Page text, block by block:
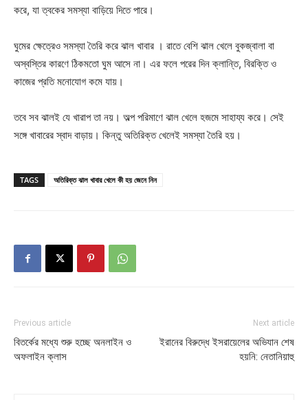
করে, যা ত্বকের সমস্যা বাড়িয়ে দিতে পারে।
ঘুমের ক্ষেত্রেও সমস্যা তৈরি করে ঝাল খাবার । রাতে বেশি ঝাল খেলে বুকজ্বালা বা
অস্বস্তির কারণে ঠিকমতো ঘুম আসে না। এর ফলে পরের দিন ক্লান্তি, বিরক্তি ও
কাজের প্রতি মনোযোগ কমে যায়।
তবে সব ঝালই যে খারাপ তা নয়। অল্প পরিমাণে ঝাল খেলে হজমে সাহায্য করে। সেই
সঙ্গে খাবারের স্বাদ বাড়ায়। কিন্তু অতিরিক্ত খেলেই সমস্যা তৈরি হয়।
TAGS অতিরিক্ত ঝাল খাবার খেলে কী হয় জেনে নিন
Previous article
বিতর্কের মধ্যে শুরু হচ্ছে অনলাইন ও
অফলাইন ক্লাস
Next article
ইরানের বিরুদ্ধে ইসরায়েলের অভিযান শেষ
হয়নি: নেতানিয়াহু